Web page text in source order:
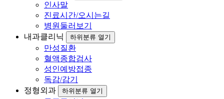
인사말
진료시간/오시는길
병원둘러보기
내과클리닉
하위분류 열기
만성질환
혈액종합검사
성인예방접종
독감/감기
정형외과
하위분류 열기